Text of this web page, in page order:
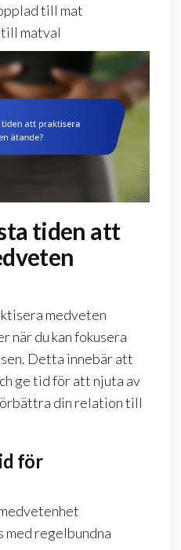
till mat
matval
tiden att
medveten
när du kan fokusera
Detta innebär att
ge tid för att njuta av
din relation till
för
med regelbundna